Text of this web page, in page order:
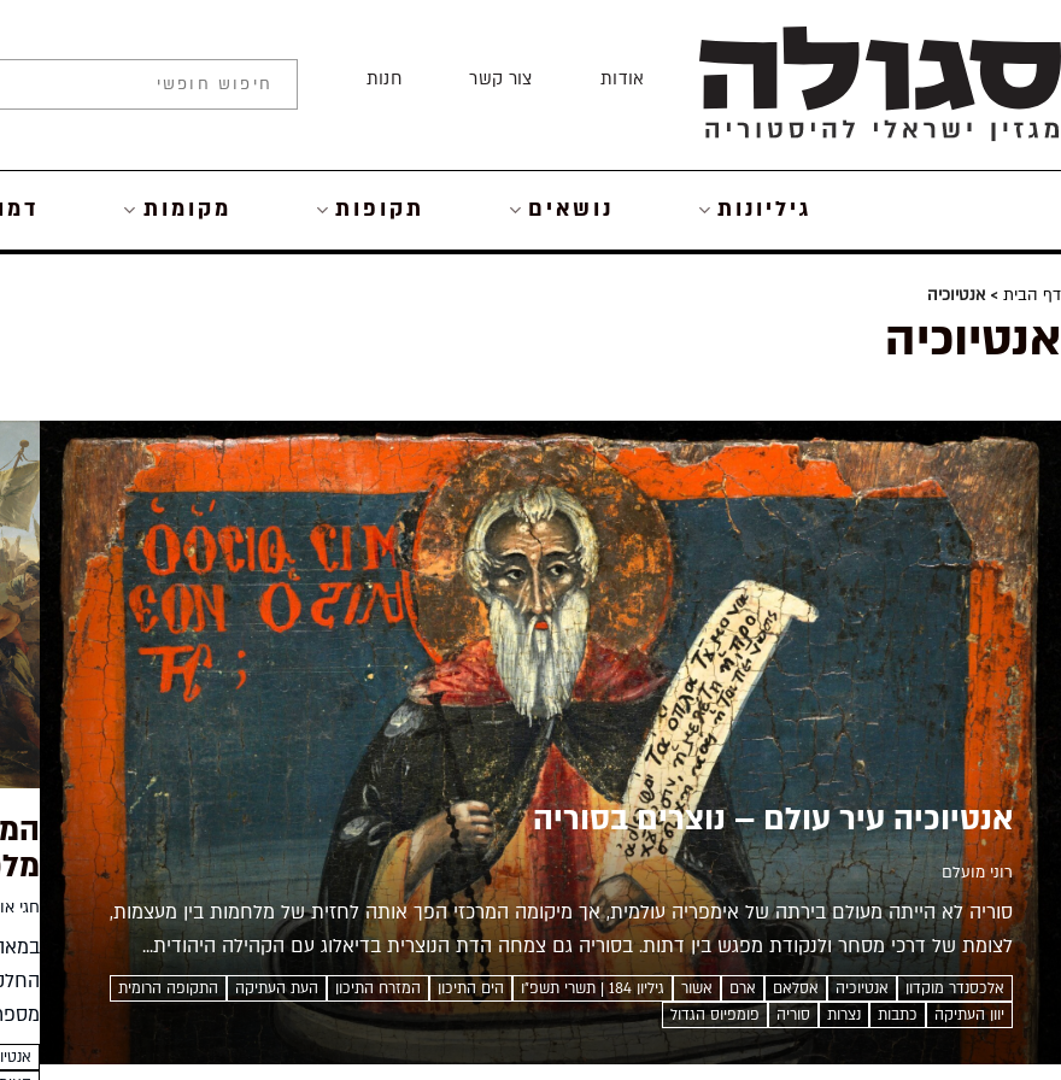
to
content
אודות צור קשר חנות
גיליונות נושאים תקופות מקומות
דף הבית > אנטיוכיה
אנטיוכיה
אנטיוכיה עיר עולם – נוצרים בסוריה
רוני מועלם
סוריה לא הייתה מעולם בירתה של אימפריה עולמית, אך מיקומה המרכזי הפך אותה לחזית של מלחמות בין מעצמות,
לצומת של דרכי מסחר ולנקודת מפגש בין דתות. בסוריה גם צמחה הדת הנוצרית בדיאלוג עם הקהילה היהודית...
אלכסנדר מוקדון אנטיוכיה אסלאם ארם אשור גיליון 184 | תשרי תשפ״ו הים התיכון המזרח התיכון העת העתיקה
התקופה הרומית
יוון העתיקה
כתבות נצרות סוריה פומפיוס הגדול
חגי